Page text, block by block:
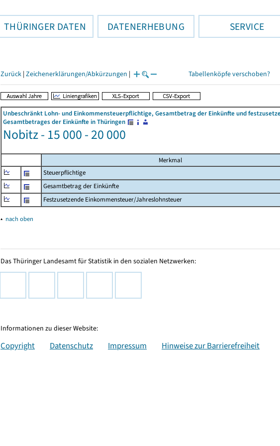
THÜRINGER DATEN DATENERHEBUNG SERVICE
Zurück | Zeichenerklärungen/Abkürzungen | Tabellenköpfe verschoben?
Unbeschränkt Lohn- und Einkommensteuerpflichtige, Gesamtbetrag der Einkünfte und
Gesamtbetrages der Einkünfte in Thüringen
Nobitz - 15 000 - 20 000
Merkmal
Steuerpflichtige
Gesamtbetrag der Einkünfte
Festzusetzende Einkommensteuer/Jahreslohnsteuer
▴ nach oben
Das Thüringer Landesamt für Statistik in den sozialen Netzwerken:
Informationen zu dieser Website:
Copyright Datenschutz Impressum Hinweise zur Barrierefreiheit